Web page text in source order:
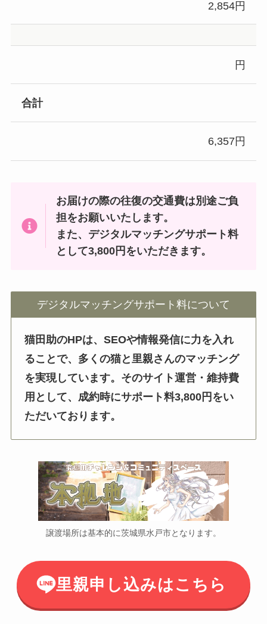
2,854円
円
合計
6,357円
お届けの際の往復の交通費は別途ご負
担をお願いいたします。
また、デジタルマッチングサポート料
として3,800円をいただきます。
デジタルマッチングサポート料について
猫田助のHPは、SEOや情報発信に力を入れ
ることで、多くの猫と里親さんのマッチング
を実現しています。そのサイト運営・維持費
用として、成約時にサポート料3,800円をい
ただいております。
譲渡場所は基本的に茨城県水戸市となります。
里親申し込みはこちら